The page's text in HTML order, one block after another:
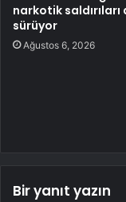
narkotik
sürüyor
Ağustos 6, 2026
Bir yanıt yazın